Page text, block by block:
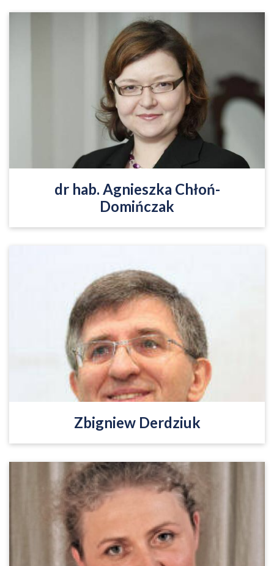
dr hab. Agnieszka Chłoń-
Domińczak
Adiunkt w Instytucie Statystyki i Demografii w Szkole
Głównej Handlowej w Warszawie. W latach 2008-
2009 była podsekretarzem stanu w Ministerstwie
Pracy i Polityki Społecznej, wcześniej była
dyrektorem Departamentu Analiz i Prognoz
Ekonomicznych w tym samym resorcie.
Czytaj więcej
Zbigniew Derdziuk
W latach 2009-2015 był prezesem Zakładu
Ubezpieczeń Społecznych, w latach 2007-2009
minister-członek Rady Ministrów w pierwszym
rządzie Donalda Tuska.
Czytaj więcej
Doktor nauk humanistycznych UJ w zakresie
językoznawstwa. Matka 10 dzieci. Żona polskiego
dyplomaty Jana Tombińskiego.